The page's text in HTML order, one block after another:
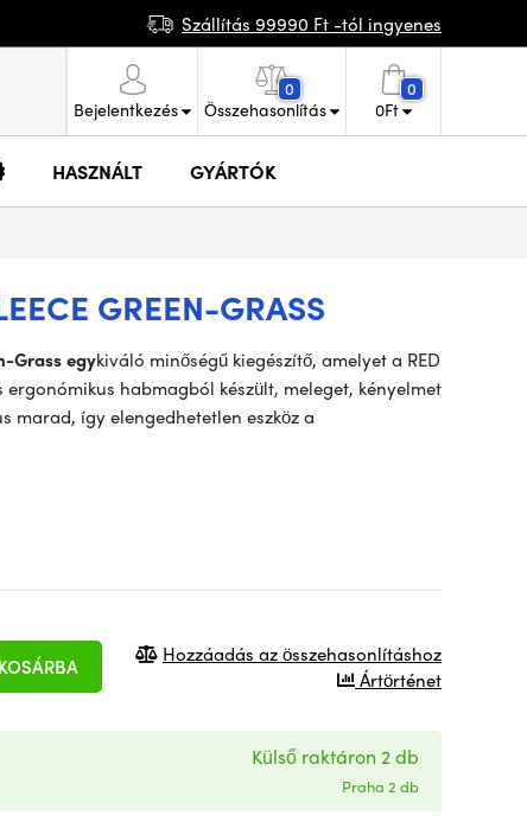
Szállítás 99990 Ft -tól ingyenes
Bejelentkezés
0
Összehasonlítás
0
0Ft
HASZNÁLT GYÁRTÓK
GREEN-GRASS
Grass egykiváló minőségű kiegészítő, amelyet a RED
ergonómikus habmagból készült, meleget, kényelmet
marad, így elengedhetetlen eszköz a
KOSÁRBA
Hozzáadás az összehasonlításhoz
Ártörténet
Külső raktáron 2 db
Praha 2 db